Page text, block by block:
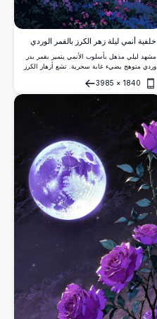
خلفية أنمي ليلة زهر الكرز بالقمر الوردي
مشهد ليلي مذهل بأسلوب الأنمي يتميز بقمر بدر
وردي متوهج يضيء غابة سحرية. تشع أزهار الكرز
حالماً وأثيرياً مثالياً لأي شاشة.
1840
×
3985
فتح